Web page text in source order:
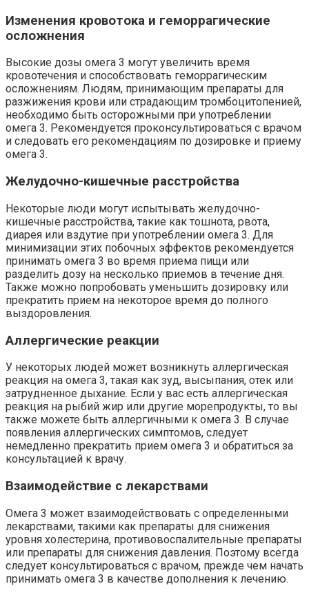
Изменения кровотока и геморрагические
осложнения
Высокие дозы омега 3 могут увеличить время
кровотечения и способствовать геморрагическим
осложнениям. Людям, принимающим препараты для
разжижения крови или страдающим тромбоцитопенией,
необходимо быть осторожными при употреблении
омега 3. Рекомендуется проконсультироваться с врачом
и следовать его рекомендациям по дозировке и приему
омега 3.
Желудочно-кишечные расстройства
Некоторые люди могут испытывать желудочно-
кишечные расстройства, такие как тошнота, рвота,
диарея или вздутие при употреблении омега 3. Для
минимизации этих побочных эффектов рекомендуется
принимать омега 3 во время приема пищи или
разделить дозу на несколько приемов в течение дня.
Также можно попробовать уменьшить дозировку или
прекратить прием на некоторое время до полного
выздоровления.
Аллергические реакции
У некоторых людей может возникнуть аллергическая
реакция на омега 3, такая как зуд, высыпания, отек или
затрудненное дыхание. Если у вас есть аллергическая
реакция на рыбий жир или другие морепродукты, то вы
также можете быть аллергичными к омега 3. В случае
появления аллергических симптомов, следует
немедленно прекратить прием омега 3 и обратиться за
консультацией к врачу.
Взаимодействие с лекарствами
Омега 3 может взаимодействовать с определенными
лекарствами, такими как препараты для снижения
уровня холестерина, противовоспалительные препараты
или препараты для снижения давления. Поэтому всегда
следует консультироваться с врачом, прежде чем начать
принимать омега 3 в качестве дополнения к лечению.